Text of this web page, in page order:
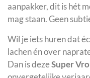
aanpakker, dit is hét
mag staan. Geen
Wil je iets huren dat
lachen én over
Dan is dezeSuper